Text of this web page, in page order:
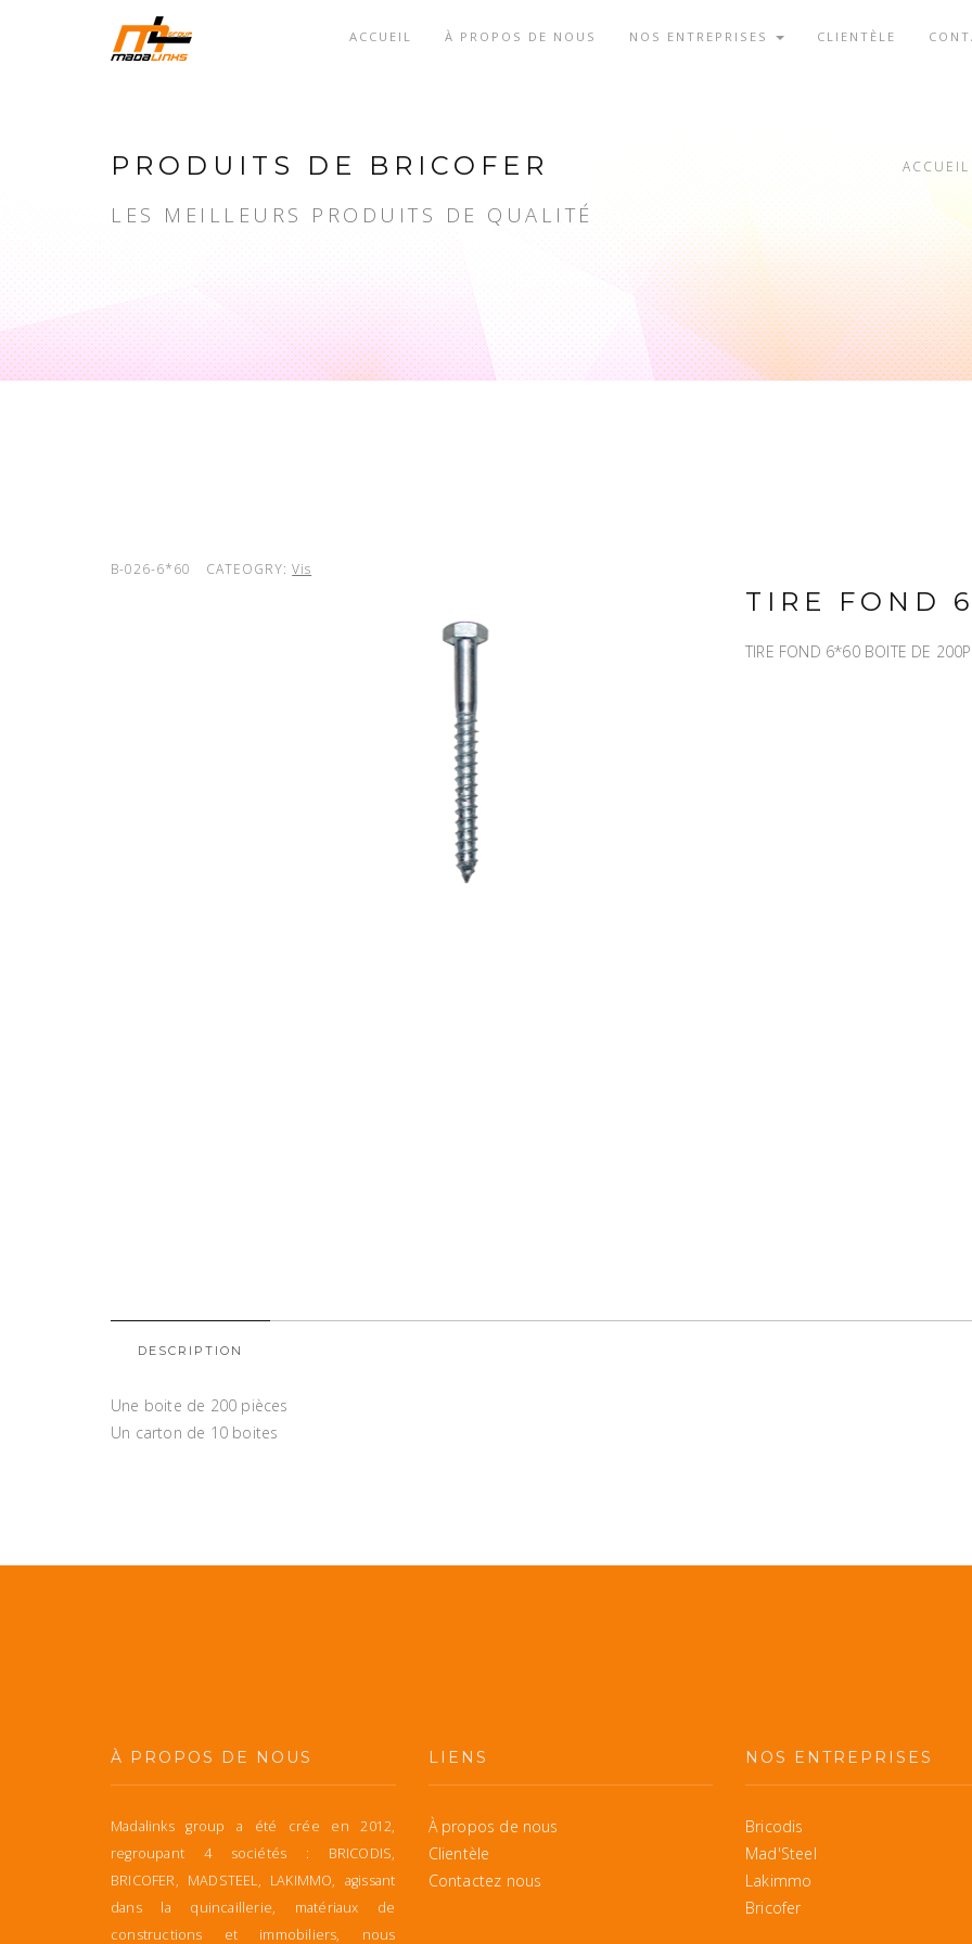
ACCUEIL À PROPOS DE NOUS NOS ENTREPRISES CLIENTÈLE
PRODUITS DE BRICOFER
LES MEILLEURS PRODUITS DE QUALITÉ
ACCUEIL
B-026-6*60 CATEOGRY:Vis
TIRE FOND
TIRE FOND 6*60 BOITE DE
DESCRIPTION
Une boite de 200 pièces
Un carton de 10 boites
À PROPOS DE NOUS
Madalinks group a été crée en 2012,
regroupant 4 sociétés : BRICODIS,
BRICOFER, MADSTEEL, LAKIMMO, agissant
dans la quincaillerie, matériaux de
constructions et immobiliers, nous
LIENS
À propos de nous
Clientèle
Contactez nous
NOS ENTREPRISES
Bricodis
Mad'Steel
Lakimmo
Bricofer